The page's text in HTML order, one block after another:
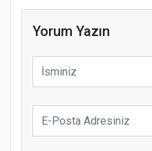
Yorum Yazın